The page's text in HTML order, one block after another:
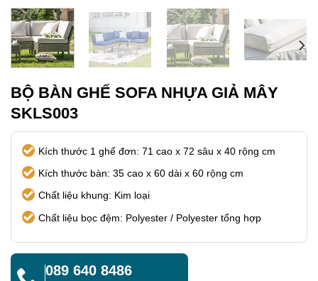
BỘ BÀN GHẾ SOFA NHỰA GIẢ MÂY
SKLS003
Kích thước 1 ghế đơn: 71 cao x 72 sâu x 40 rộng cm
Kích thước bàn: 35 cao x 60 dài x 60 rộng cm
Chất liệu khung: Kim loại
Chất liệu bọc đệm: Polyester / Polyester tổng hợp
089 640 8486